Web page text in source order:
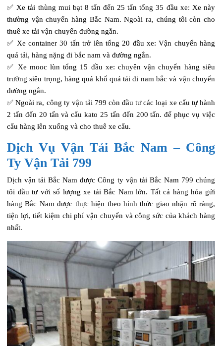
✅ Xe tải thùng mui bạt 8 tấn đến 25 tấn tổng 35 đầu xe: Xe này
thường vận chuyển hàng Bắc Nam. Ngoài ra, chúng tôi còn cho
thuê xe tải vận chuyển đường ngắn.
✅ Xe container 30 tấn trở lên tổng 20 đầu xe: Vận chuyển hàng
quá tải, hàng nặng đi bắc nam và đường ngắn.
✅ Xe mooc lùn tổng 15 đầu xe: chuyên vận chuyển hàng siêu
trường siêu trọng, hàng quá khổ quá tải đi nam bắc và vận chuyển
đường ngắn.
✅ Ngoài ra, công ty vận tải 799 còn đầu tư các loại xe cẩu tự hành
2 tấn đến 20 tấn và cẩu kato 25 tấn đến 200 tấn. để phục vụ việc
cẩu hàng lên xuống và cho thuê xe cẩu.
Dịch Vụ Vận Tải Bắc Nam – Công
Ty Vận Tải 799
Dịch vận tải Bắc Nam được Công ty vận tải Bắc Nam 799 chúng
tôi đầu tư với số lượng xe tải Bắc Nam lớn. Tất cả hàng hóa gửi
hàng Bắc Nam được thực hiện theo hình thức giao nhận rõ ràng,
tiện lợi, tiết kiệm chi phí vận chuyển và công sức của khách hàng
nhất.